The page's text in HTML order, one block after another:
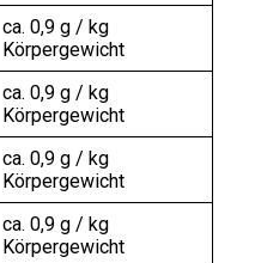
ca. 0,9 g / kg
Körpergewicht
ca. 0,9 g / kg
Körpergewicht
ca. 0,9 g / kg
Körpergewicht
ca. 0,9 g / kg
Körpergewicht